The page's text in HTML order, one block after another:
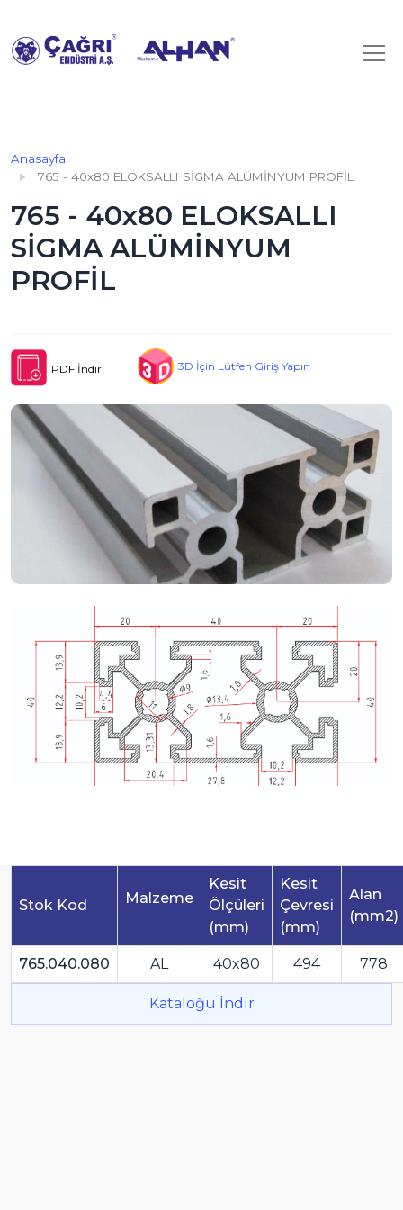
Anasayfa
765 - 40x80 ELOKSALLI SİGMA ALÜMİNYUM PROFİL
765 - 40x80 ELOKSALLI
SİGMA ALÜMİNYUM
PROFİL
PDF İndir 3D İçin Lütfen Giriş Yapın
Stok Kod Malzeme
Kesit
Ölçüleri
(mm)
Kesit
Çevresi
(mm)
Alan
(mm2)
765.040.080 AL 40x80 494 778
Kataloğu İndir